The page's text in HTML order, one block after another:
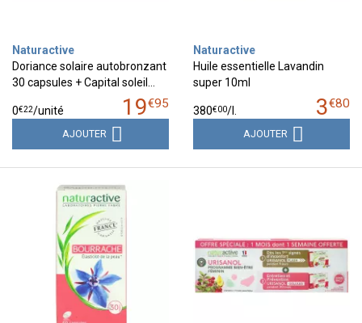
Naturactive
Doriance solaire autobronzant
30 capsules + Capital soleil…
19€95
0€22/unité
AJOUTER
Naturactive
Huile essentielle Lavandin
super 10ml
3€80
380€00/
AJOUTER